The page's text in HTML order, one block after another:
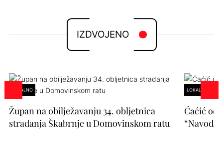
IZDVOJENO
LOKALNO
Župan na obilježavanju 34. obljetnica
stradanja Škabrnje u Domovinskom ratu
LOKALNO
Ćaćić
“Navodi